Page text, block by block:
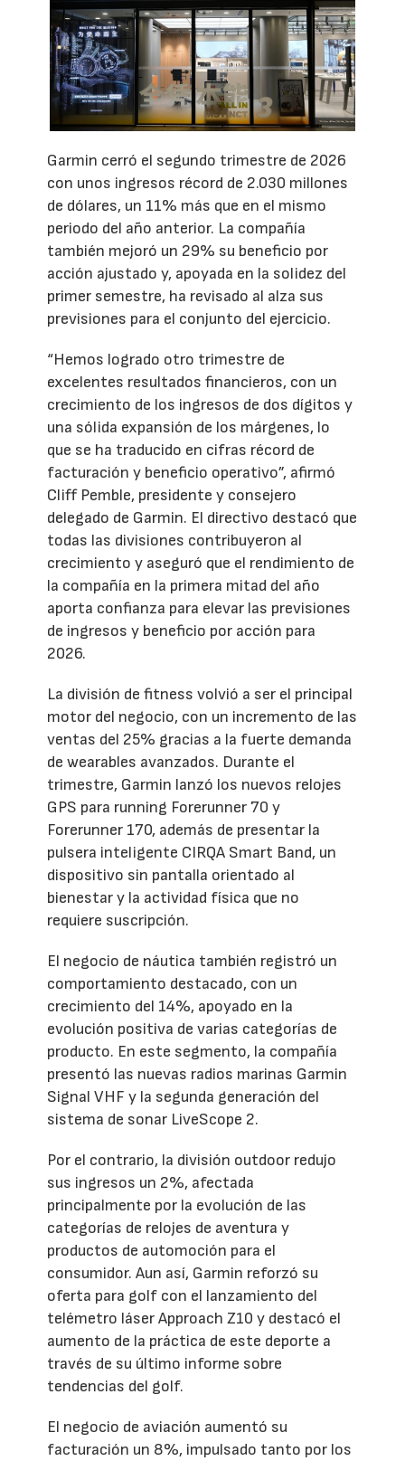
Garmin cerró el segundo trimestre de 2026
con unos ingresos récord de 2.030 millones
de dólares, un 11% más que en el mismo
periodo del año anterior. La compañía
también mejoró un 29% su beneficio por
acción ajustado y, apoyada en la solidez del
primer semestre, ha revisado al alza sus
previsiones para el conjunto del ejercicio.
“Hemos logrado otro trimestre de
excelentes resultados financieros, con un
crecimiento de los ingresos de dos dígitos y
una sólida expansión de los márgenes, lo
que se ha traducido en cifras récord de
facturación y beneficio operativo”, afirmó
Cliff Pemble, presidente y consejero
delegado de Garmin. El directivo destacó que
todas las divisiones contribuyeron al
crecimiento y aseguró que el rendimiento de
la compañía en la primera mitad del año
aporta confianza para elevar las previsiones
de ingresos y beneficio por acción para
2026.
La división de fitness volvió a ser el principal
motor del negocio, con un incremento de las
ventas del 25% gracias a la fuerte demanda
de wearables avanzados. Durante el
trimestre, Garmin lanzó los nuevos relojes
GPS para running Forerunner 70 y
Forerunner 170, además de presentar la
pulsera inteligente CIRQA Smart Band, un
dispositivo sin pantalla orientado al
bienestar y la actividad física que no
requiere suscripción.
El negocio de náutica también registró un
comportamiento destacado, con un
crecimiento del 14%, apoyado en la
evolución positiva de varias categorías de
producto. En este segmento, la compañía
presentó las nuevas radios marinas Garmin
Signal VHF y la segunda generación del
sistema de sonar LiveScope 2.
Por el contrario, la división outdoor redujo
sus ingresos un 2%, afectada
principalmente por la evolución de las
categorías de relojes de aventura y
productos de automoción para el
consumidor. Aun así, Garmin reforzó su
oferta para golf con el lanzamiento del
telémetro láser Approach Z10 y destacó el
aumento de la práctica de este deporte a
través de su último informe sobre
tendencias del golf.
El negocio de aviación aumentó su
facturación un 8%, impulsado tanto por los